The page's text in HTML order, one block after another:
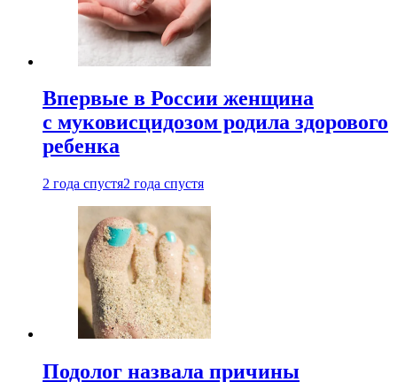
Впервые в России женщина
с муковисцидозом родила здорового
ребенка
2 года спустя2 года спустя
Подолог назвала причины